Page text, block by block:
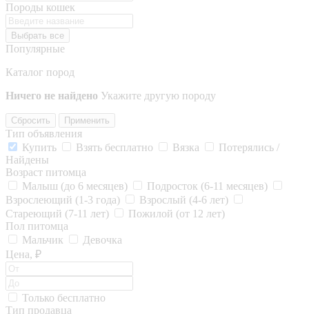
Породы кошек
Выбрать все
Популярные
Каталог пород
Ничего не найдено Укажите другую породу
Сбросить Применить
Тип объявления
Купить
Взять бесплатно Вязка
Потерялись /
Найдены
Возраст питомца
Малыш (до 6 месяцев)
Подросток (6-11 месяцев)
Взрослеющий (1-3 года)
Взрослый (4-6 лет)
Стареющий (7-11 лет)
Пожилой (от 12 лет)
Пол питомца
Мальчик
Девочка
Цена, ₽
Только бесплатно
Тип продавца